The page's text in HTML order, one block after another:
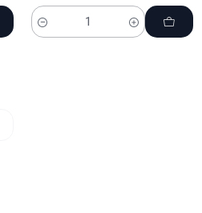
Cantidad